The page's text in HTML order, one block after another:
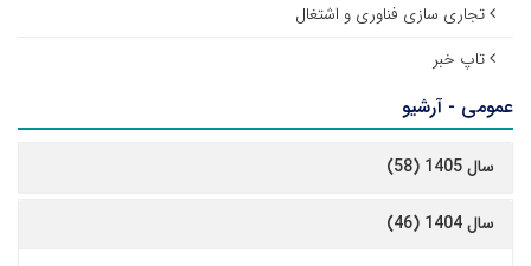
تجاری سازی فناوری و اشتغال
تاپ خبر
عمومی - آرشیو
سال 1405 (58)
سال 1404 (46)